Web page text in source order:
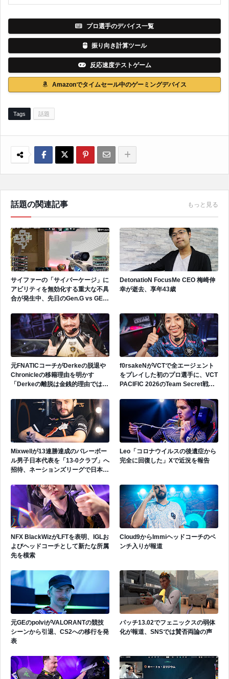
プロ選手のデバイス一覧
振り向き計算ツール
反応速度テストゲーム
Amazonでタイムセール中のゲーミングデバイス
Tags 話題
話題の関連記事 もっと見る
サイファーの「サイバーケージ」に
アビリティを無効化する重大な不具
合が発生中、先日のGen.G vs GEで
DetonatioN FocusMe CEO 梅崎伸
幸が逝去、享年43歳
元FNATICコーチがDerkeの脱退や
Chronicleの移籍理由を明かす
「Derkeの離脱は金銭的理由ではな
f0rsakeNがVCTで全エージェント
をプレイした初のプロ選手に、VCT
PACIFIC 2026のTeam Secret戦で
Mixwellが13連勝達成のバレーボー
ル男子日本代表を「13-0クラブ」へ
招待、ネーションズリーグで日本代
Leo「コロナウイルスの後遺症から
完全に回復した」Xで近況を報告
NFX BlackWizがLFTを表明、IGLお
よびヘッドコーチとして新たな所属
先を模索
Cloud9からImmiヘッドコーチのベ
ンチ入りが報道
元GEのpolviがVALORANTの競技
シーンから引退、CS2への移行を発
表
パッチ13.02でフェニックスの弱体
化が報道、SNSでは賛否両論の声